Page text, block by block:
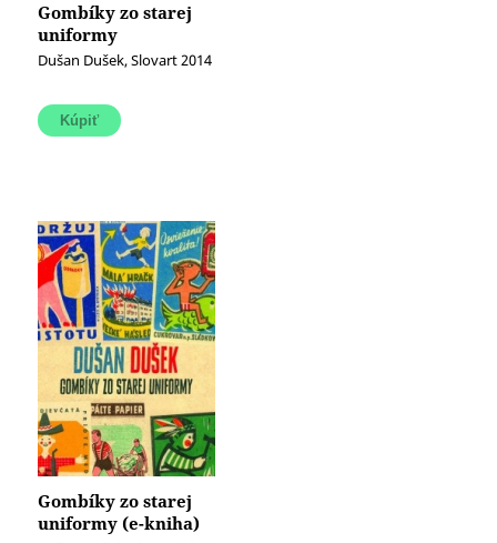
Gombíky zo starej
uniformy
Dušan Dušek, Slovart 2014
Gombíky zo starej
uniformy (e-kniha)